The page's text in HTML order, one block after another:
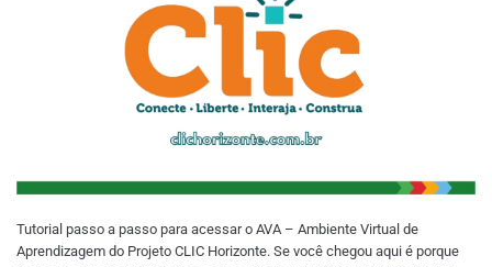
Tutorial passo a passo para acessar o AVA – Ambiente Virtual de
Aprendizagem do Projeto CLIC Horizonte. Se você chegou aqui é porque